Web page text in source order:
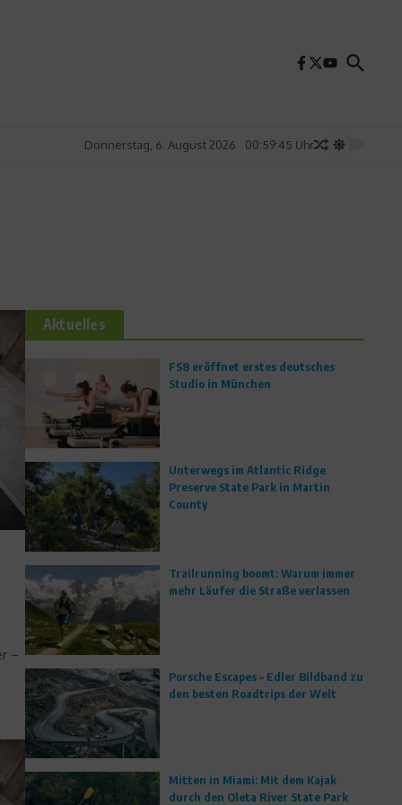
Donnerstag, 6. August 2026 00:59:46 Uhr
–
Aktuelles
FS8 eröffnet erstes deutsches
Studio in München
Unterwegs im Atlantic Ridge
Preserve State Park in Martin
County
Trailrunning boomt: Warum immer
mehr Läufer die Straße verlassen
Porsche Escapes – Edler Bildband zu
den besten Roadtrips der Welt
Mitten in Miami: Mit dem Kajak
durch den Oleta River State Park